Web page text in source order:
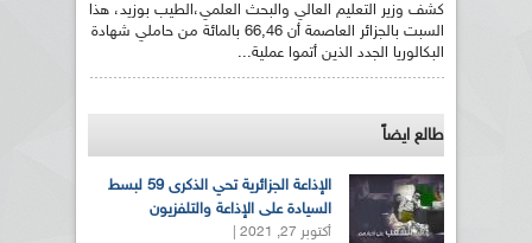
كشف وزير التعليم العالي والبحث العلمي،الطيب بوزيد، هذا
السبت بالجزائر العاصمة أن 66,46 بالمائة من حاملي شهادة
البكالوريا الجدد الذين أتموا عملية...
طالع ايضاً
الإذاعة الجزائرية تحي الذكرى 59 لبسط
السيادة على الإذاعة والتلفزيون
أكتوبر 27, 2021 |